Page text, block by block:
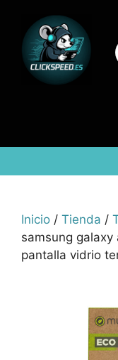
contenido
Inicio / Tienda /
samsung
pantalla vidrio